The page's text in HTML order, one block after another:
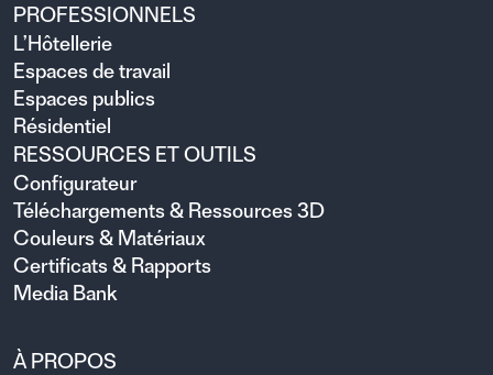
PROFESSIONNELS
L’Hôtellerie
Espaces de travail
Espaces publics
Résidentiel
RESSOURCES ET OUTILS
Configurateur
Téléchargements & Ressources 3D
Couleurs & Matériaux
Certificats & Rapports
Media Bank
À PROPOS